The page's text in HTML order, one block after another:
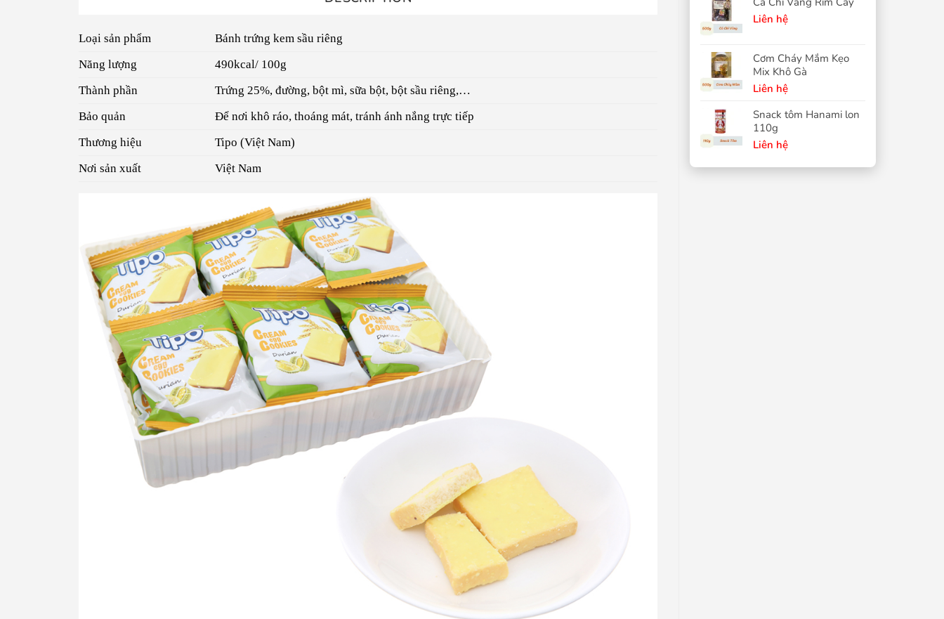
Liên hệ
Cơm Cháy Mắm Kẹo
Mix Khô Gà
Liên hệ
Snack tôm Hanami lon
110g
Liên hệ
Loại sản phẩm
Bánh trứng kem sầu riêng
Năng lượng
490kcal/ 100g
Thành phần
Trứng 25%, đường, bột mì, sữa bột, bột sầu riêng,…
Bảo quản
Để nơi khô ráo, thoáng mát, tránh ánh nắng trực tiếp
Thương hiệu
Tipo (Việt Nam)
Nơi sản xuất
Việt Nam